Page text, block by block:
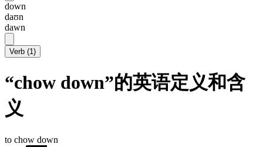
down
daʊn
dawn
Verb (1)
“chow down”的英语定义和含
义
to chow down